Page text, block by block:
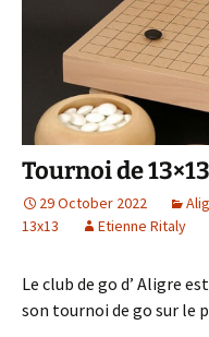
Tournoi de
29 October 2022
13x13
Etienne Ritaly
Le club de go d’ Aligre
son tournoi de go sur le